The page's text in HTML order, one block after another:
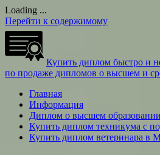
Loading ...
Перейти к содержимому
Купить диплом быстро и
по продаже дипломов о высшем и
Главная
Информация
Диплом о высшем
Купить диплом техникума с
Купить диплом ветеринара в